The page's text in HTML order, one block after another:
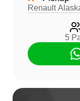
Renault
5